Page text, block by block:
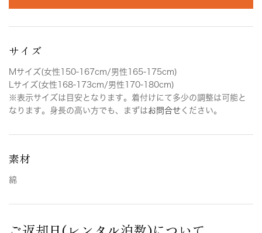
サイズ
Mサイズ(女性150-167cm/男性165-175cm)
Lサイズ(女性168-173cm/男性170-180cm)
※表示サイズは目安となります。着付けにて多少の調整は可能と
なります。身長の高い方でも、まずはお問合せ ください。
素材
綿